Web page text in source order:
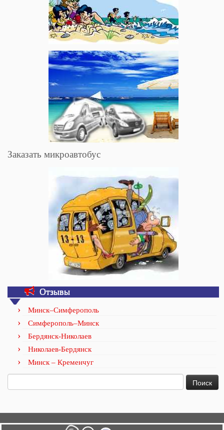
Заказать микроавтобус
Отзывы
Минск–Симферополь
Симферополь–Минск
Бердянск-Николаев
Николаев-Бердянск
Минск – Кременчуг